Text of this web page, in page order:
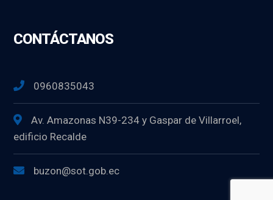
CONTÁCTANOS
0960835043
Av. Amazonas N39-234 y Gaspar de Villarroel,
edificio Recalde
buzon@sot.gob.ec